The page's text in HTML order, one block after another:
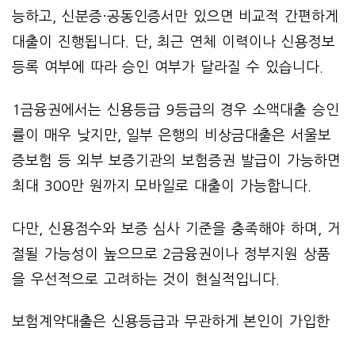
능하고, 신분증·공동인증서만 있으면 비교적 간편하게
대출이 진행됩니다. 단, 최근 연체 이력이나 신용정보
등록 여부에 따라 승인 여부가 달라질 수 있습니다.
1금융권에서는 신용등급 9등급의 경우 소액대출 승인
률이 매우 낮지만, 일부 은행의 비상금대출은 서울보
증보험 등 외부 보증기관의 보험증권 발급이 가능하면
최대 300만 원까지 모바일로 대출이 가능합니다.
다만, 신용점수와 보증 심사 기준을 충족해야 하며, 거
절될 가능성이 높으므로 2금융권이나 정부지원 상품
을 우선적으로 고려하는 것이 현실적입니다.
보험계약대출은 신용등급과 무관하게 본인이 가입한